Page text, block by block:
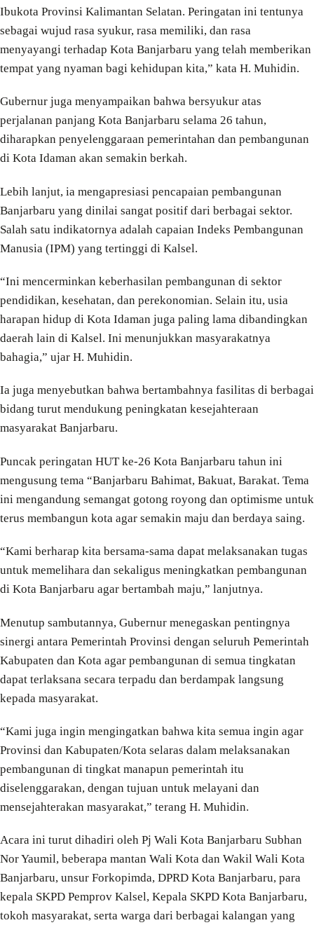
Ibukota Provinsi Kalimantan Selatan. Peringatan ini tentunya
sebagai wujud rasa syukur, rasa memiliki, dan rasa
menyayangi terhadap Kota Banjarbaru yang telah memberikan
tempat yang nyaman bagi kehidupan kita,” kata H. Muhidin.
Gubernur juga menyampaikan bahwa bersyukur atas
perjalanan panjang Kota Banjarbaru selama 26 tahun,
diharapkan penyelenggaraan pemerintahan dan pembangunan
di Kota Idaman akan semakin berkah.
Lebih lanjut, ia mengapresiasi pencapaian pembangunan
Banjarbaru yang dinilai sangat positif dari berbagai sektor.
Salah satu indikatornya adalah capaian Indeks Pembangunan
Manusia (IPM) yang tertinggi di Kalsel.
“Ini mencerminkan keberhasilan pembangunan di sektor
pendidikan, kesehatan, dan perekonomian. Selain itu, usia
harapan hidup di Kota Idaman juga paling lama dibandingkan
daerah lain di Kalsel. Ini menunjukkan masyarakatnya
bahagia,” ujar H. Muhidin.
Ia juga menyebutkan bahwa bertambahnya fasilitas di berbagai
bidang turut mendukung peningkatan kesejahteraan
masyarakat Banjarbaru.
Puncak peringatan HUT ke-26 Kota Banjarbaru tahun ini
mengusung tema “Banjarbaru Bahimat, Bakuat, Barakat. Tema
ini mengandung semangat gotong royong dan optimisme untuk
terus membangun kota agar semakin maju dan berdaya saing.
“Kami berharap kita bersama-sama dapat melaksanakan tugas
untuk memelihara dan sekaligus meningkatkan pembangunan
di Kota Banjarbaru agar bertambah maju,” lanjutnya.
Menutup sambutannya, Gubernur menegaskan pentingnya
sinergi antara Pemerintah Provinsi dengan seluruh Pemerintah
Kabupaten dan Kota agar pembangunan di semua tingkatan
dapat terlaksana secara terpadu dan berdampak langsung
kepada masyarakat.
“Kami juga ingin mengingatkan bahwa kita semua ingin agar
Provinsi dan Kabupaten/Kota selaras dalam melaksanakan
pembangunan di tingkat manapun pemerintah itu
diselenggarakan, dengan tujuan untuk melayani dan
mensejahterakan masyarakat,” terang H. Muhidin.
Acara ini turut dihadiri oleh Pj Wali Kota Banjarbaru Subhan
Nor Yaumil, beberapa mantan Wali Kota dan Wakil Wali Kota
Banjarbaru, unsur Forkopimda, DPRD Kota Banjarbaru, para
kepala SKPD Pemprov Kalsel, Kepala SKPD Kota Banjarbaru,
tokoh masyarakat, serta warga dari berbagai kalangan yang